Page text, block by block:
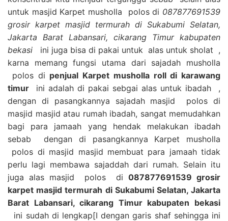
untuk masjid Karpet musholla polos di 087877691539
grosir karpet masjid termurah di Sukabumi Selatan,
Jakarta Barat Labansari, cikarang Timur kabupaten
bekasi ini juga bisa di pakai untuk alas untuk sholat ,
karna memang fungsi utama dari sajadah musholla
polos di penjual Karpet musholla roll di karawang
timur ini adalah di pakai sebgai alas untuk ibadah ,
dengan di pasangkannya sajadah masjid polos di
masjid masjid atau rumah ibadah, sangat memudahkan
bagi para jamaah yang hendak melakukan ibadah
sebab dengan di pasangkannya Karpet musholla
polos di masjid masjid membuat para jamaah tidak
perlu lagi membawa sajaddah dari rumah. Selain itu
juga alas masjid polos di 087877691539 grosir
karpet masjid termurah di Sukabumi Selatan, Jakarta
Barat Labansari, cikarang Timur kabupaten bekasi
ini sudah di lengkap[I dengan garis shaf sehingga ini